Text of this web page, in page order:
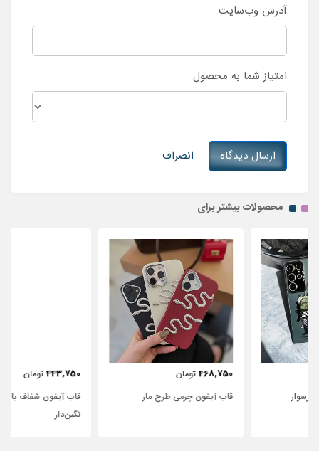
آدرس وب‌سایت
امتیاز شما به محصول
ارسال دیدگاه انصراف
محصولات بیشتر برای
قاب آیفون چرمی طرح مار
قاب آیفون شفاف با پاپیون سفید و